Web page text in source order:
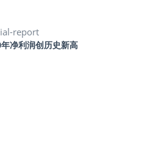
report
净利润创历史新高